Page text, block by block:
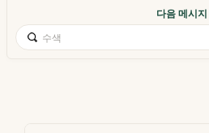
다음 메시지